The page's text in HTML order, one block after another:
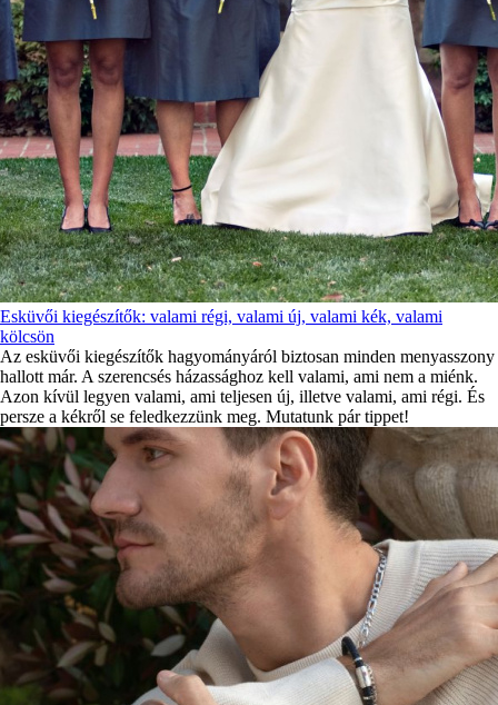
Esküvői kiegészítők: valami régi, valami új, valami kék, valami
kölcsön
Az esküvői kiegészítők hagyományáról biztosan minden menyasszony
hallott már. A szerencsés házassághoz kell valami, ami nem a miénk.
Azon kívül legyen valami, ami teljesen új, illetve valami, ami régi. És
persze a kékről se feledkezzünk meg. Mutatunk pár tippet!